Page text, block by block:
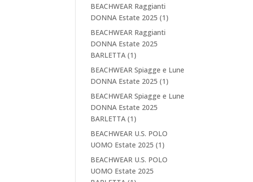
BEACHWEAR Raggianti
DONNA Estate 2025 (1)
BEACHWEAR Raggianti
DONNA Estate 2025
BARLETTA (1)
BEACHWEAR Spiagge e Lune
DONNA Estate 2025 (1)
BEACHWEAR Spiagge e Lune
DONNA Estate 2025
BARLETTA (1)
BEACHWEAR U.S. POLO
UOMO Estate 2025 (1)
BEACHWEAR U.S. POLO
UOMO Estate 2025